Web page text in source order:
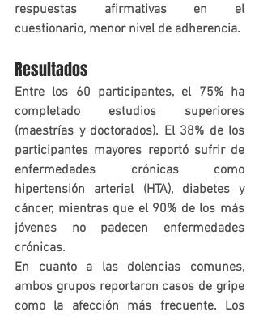
respuestas afirmativas en el
cuestionario, menor nivel de adherencia.
Resultados
Entre los 60 participantes, el 75% ha
completado estudios superiores
(maestrías y doctorados). El 38% de los
participantes mayores reportó sufrir de
enfermedades crónicas como
hipertensión arterial (HTA), diabetes y
cáncer, mientras que el 90% de los más
jóvenes no padecen enfermedades
crónicas.
En cuanto a las dolencias comunes,
ambos grupos reportaron casos de gripe
como la afección más frecuente. Los